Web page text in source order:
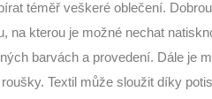
téměř veškeré oblečení.
na kterou je možné nechat
barvách a provedení. Dále je
Textil může sloužit díky